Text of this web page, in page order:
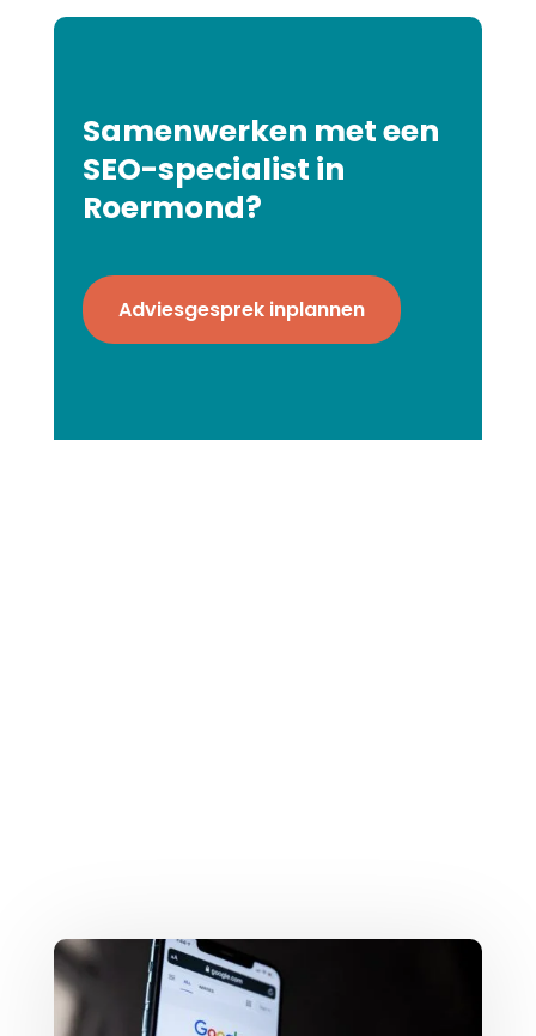
Samenwerken met een
SEO-specialist in
Roermond?
Adviesgesprek inplannen